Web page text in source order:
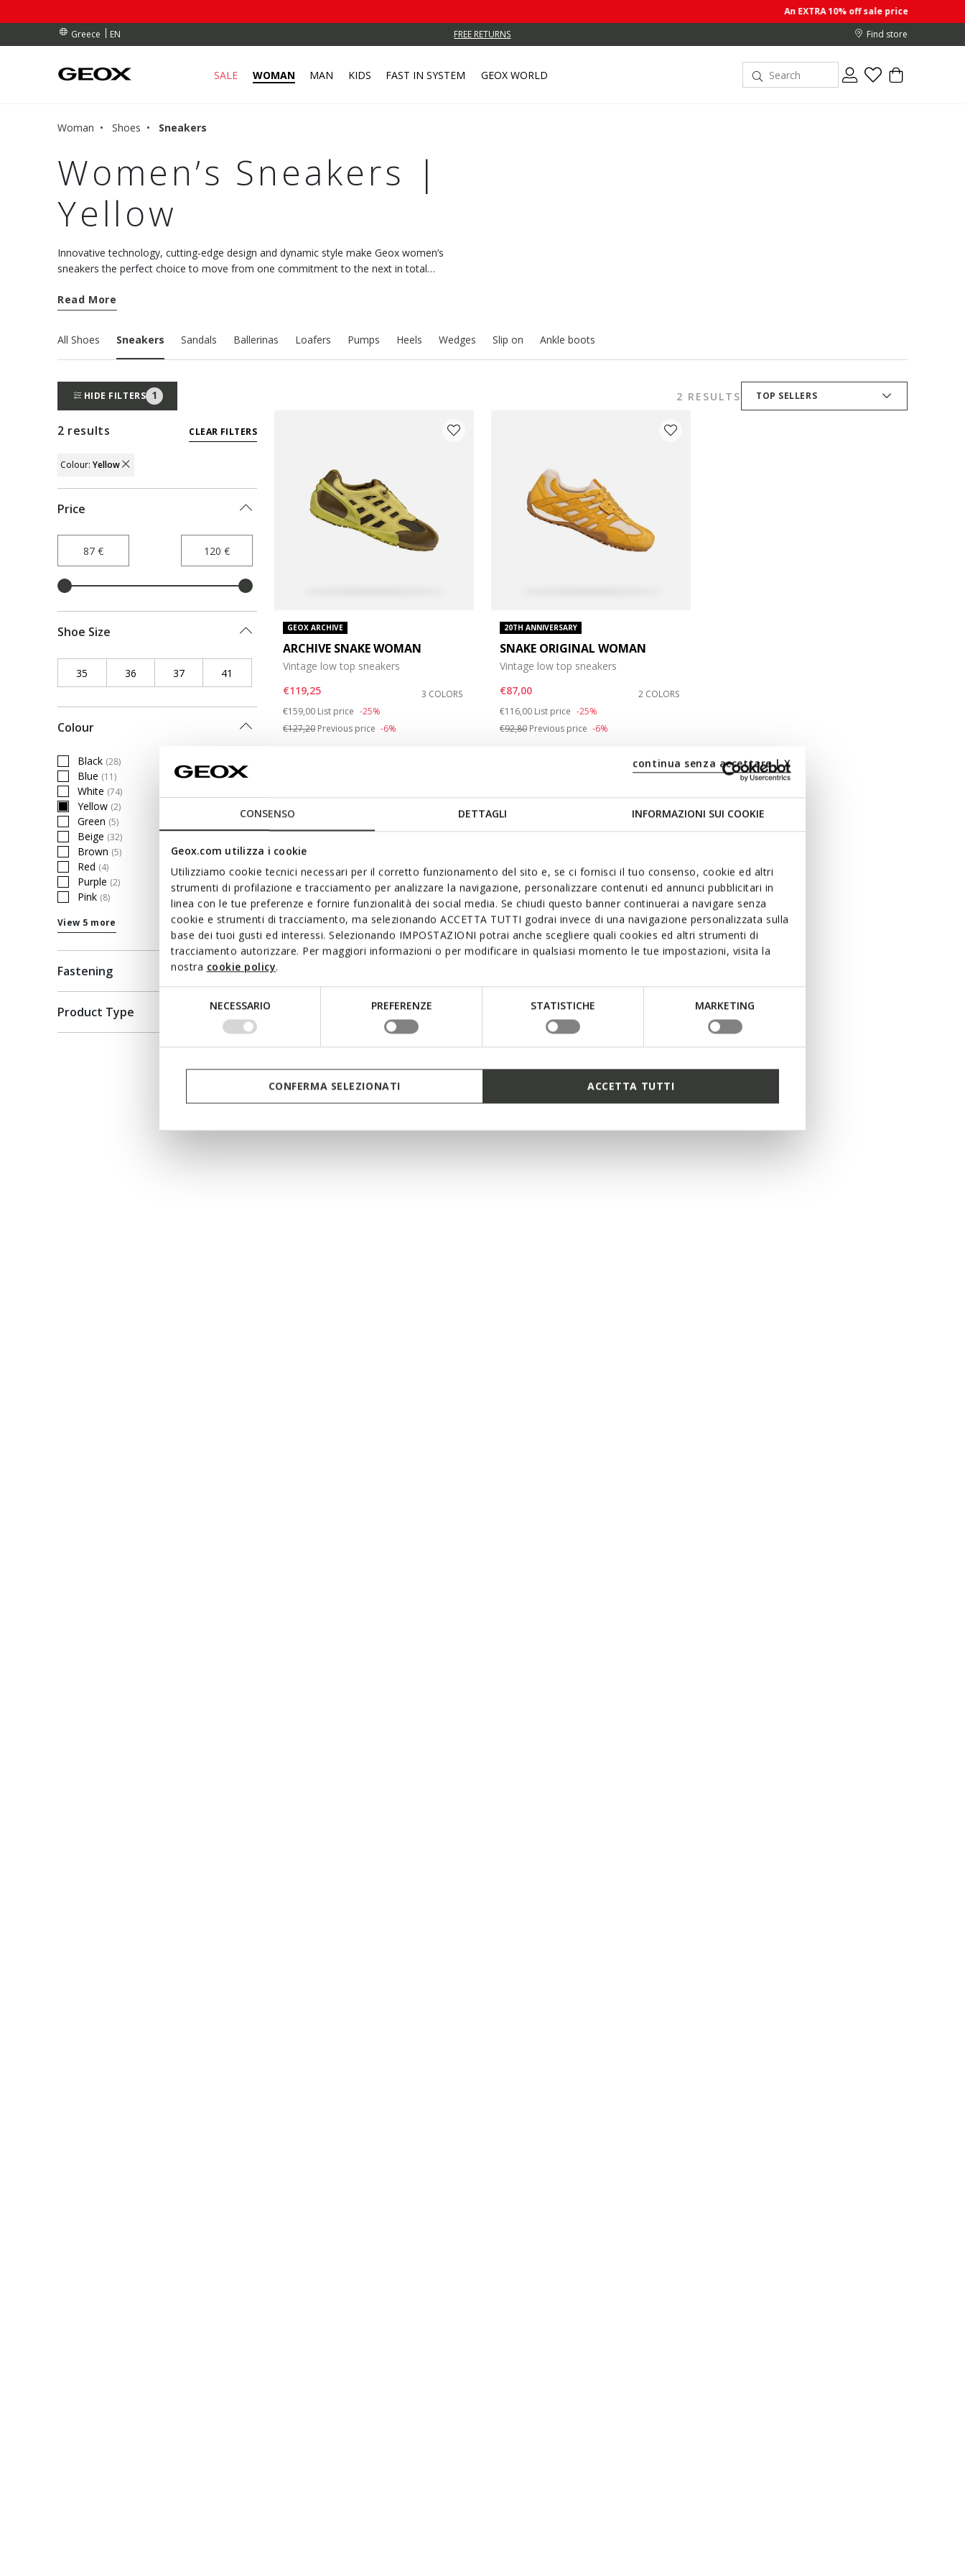
CONSENSO DETTAGLI INFORMAZIONI SUI COOKIE
Geox.com utilizza i cookie
Utilizziamo cookie tecnici necessari per il corretto funzionamento del sito e, se ci fornisci il tuo consenso, cookie ed altri
strumenti di profilazione e tracciamento per analizzare la navigazione, personalizzare contenuti ed annunci pubblicitari in
linea con le tue preferenze e fornire funzionalità dei social media. Se chiudi questo banner continuerai a navigare senza
cookie e strumenti di tracciamento, ma selezionando ACCETTA TUTTI godrai invece di una navigazione personalizzata sulla
base dei tuoi gusti ed interessi. Selezionando IMPOSTAZIONI potrai anche scegliere quali cookies ed altri strumenti di
tracciamento autorizzare. Per maggiori informazioni o per modificare in qualsiasi momento le tue impostazioni, visita la
nostra cookie policy.
Selezione
consenso
NECESSARIO PREFERENZE STATISTICHE MARKETING
continua senza accettare | X
CONFERMA SELEZIONATI ACCETTA TUTTI
An EXTRA 10% off sale prices when you buy 2 or more
Greece
EN
OVER 90.00 € FREE RETURNS
OVER 90.00 € Find store
SALE WOMAN MAN KIDS FAST IN SYSTEM GEOX WORLD
Woman Shoes Sneakers
Women’s Sneakers |
Yellow
Innovative technology, cutting-edge design and dynamic style make Geox women’s
sneakers the perfect choice to move from one commitment to the next in total
Read More
All Shoes Sneakers Sandals Ballerinas Loafers Pumps Heels Wedges Slip on Ankle boots
HIDE FILTERS 1 2 RESULTS TOP SELLERS
2 results CLEAR FILTERS
Colour: Yellow
REMOVE FILTER CURRENTLY REFINED BY COLOUR: YELLOW
Price
Shoe Size
35 Refine by Shoe Size: 35
36 Refine by Shoe Size: 36
37 Refine by Shoe Size: 37
41 Refine by Shoe Size: 41
Colour
Black (28)
Refine by Colour: Black
Blue (11)
Refine by Colour: Blue
White (74)
Refine by Colour: White
Yellow (2)
selected Currently Refined by Colour: Yellow
Green (5)
Refine by Colour: Green
Beige (32)
Refine by Colour: Beige
Brown (5)
Refine by Colour: Brown
Red (4)
Refine by Colour: Red
Purple (2)
Refine by Colour: Purple
Pink (8)
Refine by Colour: Pink
View 5 more
Fastening
Product Type
GEOX ARCHIVE
ARCHIVE SNAKE WOMAN
Vintage low top sneakers
€119,25
3 COLORS
Price reduced from
€159,00 to
List price -25%
€127,20 Previous price -6%
20TH ANNIVERSARY
SNAKE ORIGINAL WOMAN
Vintage low top sneakers
€87,00
2 COLORS
Price reduced from
€116,00 to
List price -25%
€92,80Previous price -6%